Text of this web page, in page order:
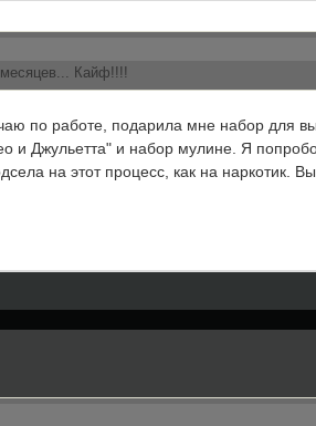
Кайф!!!!
по работе, подарила мне набор для
и Джульетта" и набор мулине. Я
на этот процесс, как на наркотик.